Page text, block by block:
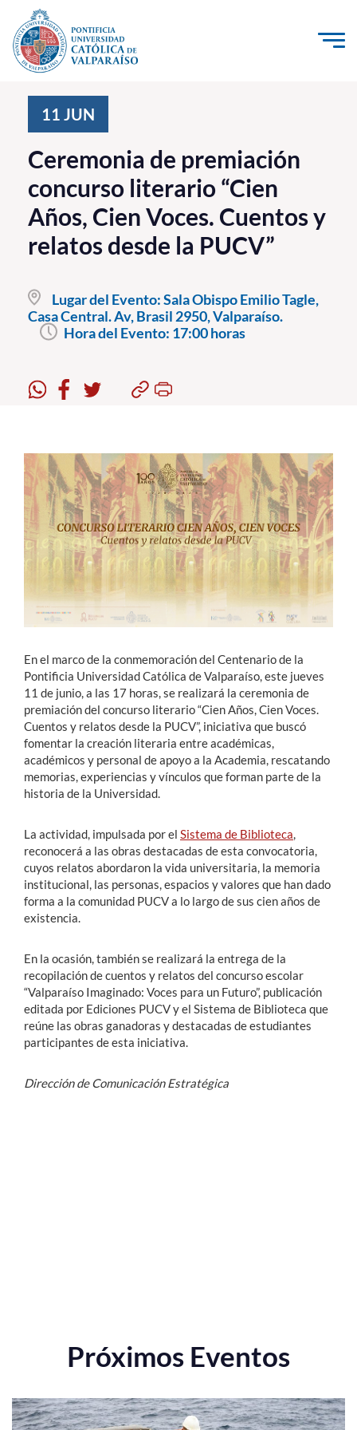
Click acá para ir directamente al contenido
Investigación, Creación e Innovación
PUCV Internacional
Vinculación con el Medio
Admisión
Pregrado
Postgrado
Estudiantes
Funcionarios
Alumni
English
11 JUN
Ceremonia de premiación
concurso literario “Cien
Años, Cien Voces. Cuentos y
relatos desde la PUCV”
Lugar del Evento:Sala Obispo Emilio Tagle,
Casa Central. Av, Brasil 2950, Valparaíso.
Hora del Evento: 17:00 horas
En el marco de la conmemoración del Centenario de la
Pontificia Universidad Católica de Valparaíso, este jueves
11 de junio, a las 17 horas, se realizará la ceremonia de
premiación del concurso literario “Cien Años, Cien Voces.
Cuentos y relatos desde la PUCV”, iniciativa que buscó
fomentar la creación literaria entre académicas,
académicos y personal de apoyo a la Academia, rescatando
memorias, experiencias y vínculos que forman parte de la
historia de la Universidad.
La actividad, impulsada por el Sistema de Biblioteca,
reconocerá a las obras destacadas de esta convocatoria,
cuyos relatos abordaron la vida universitaria, la memoria
institucional, las personas, espacios y valores que han dado
forma a la comunidad PUCV a lo largo de sus cien años de
existencia.
En la ocasión, también se realizará la entrega de la
recopilación de cuentos y relatos del concurso escolar
“Valparaíso Imaginado: Voces para un Futuro”, publicación
editada por Ediciones PUCV y el Sistema de Biblioteca que
reúne las obras ganadoras y destacadas de estudiantes
participantes de esta iniciativa.
Dirección de Comunicación Estratégica
Próximos Eventos